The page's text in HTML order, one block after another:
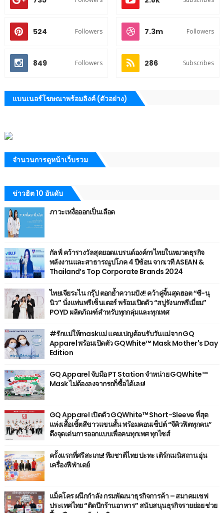
524 Followers 7.3m Followers
849 Followers 286 Subscribes
แบนเนอร์โฆษณาพร้อมลิงค์ (ตัวอย่าง)
จำนวนการดูหน้าเว็บรวม
ข่าวฮิต 10 อันดับ
ภาวะเหงื่อออกเป็นเลือด
กัลฟ์ คว้ารางวัลสุดยอดแบรนด์องค์กรไทยในหมวดธุรกิจ
พลังงานและสาธารณูปโภค 4 ปีซ้อน จากเวที ASEAN &
Thailand’s Top Corporate Brands 2024
ไทยเจียระไน กรุ๊ป ตอกย้ำความปัง!! คว้าคู่จิ้นสุดฮอต “ซี-นุ
นิว” นั่งแท่นพรีเซ็นเตอร์ พร้อมเปิดตัว “สบู่รังนกพรีเมี่ยม”
POYD ผลิตภัณฑ์สำหรับทุกกลุ่มและทุกเพศ
#รักแม่ให้maskแม่ แคมเปญต้อนรับวันแม่จาก GQ
Apparel พร้อมเปิดตัว GQWhite™ Mask Mother's Day
Edition
GQ Apparel จับมือ PT Station จำหน่าย GQWhite™
Mask ไม่ต้องลงจากรถก็ซื้อได้เลย!
GQ Apparel เปิดตัว GQWhite™ Short-Sleeve ที่สุด
แห่งเสื้อเชิ้ตสีขาวแขนสั้น พร้อมคอนเซ็ปต์ “จีคิวฟิตทุกคน”
ดึงจุดเด่นการออกแบบเพื่อคนทุกเพศ ทุกไซส์
ครั้งแรกที่ศรีสะเกษ! ทีมชาติไทย ปะทะ เติร์กเมนิสถาน อุ่น
เครื่องฟีฟ่าเดย์
แม็คโคร ผนึกกำลัง กรมพัฒนาธุรกิจการค้า – สมาคมเชฟ
ประเทศไทย “ติดปีกร้านอาหาร” สนับสนุนธุรกิจรายย่อย ช่วย